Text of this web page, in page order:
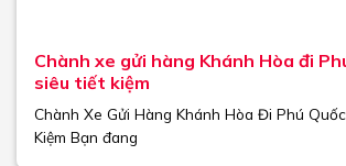
Chành xe gửi hàng Khánh Hòa đi
siêu tiết kiệm
Chành Xe Gửi Hàng Khánh Hòa Đi Phú
Kiệm Bạn đang